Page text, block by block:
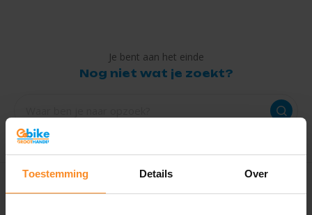
Toestemming Details Over
Je bent aan het einde
Nog niet wat je zoekt?
Onze service